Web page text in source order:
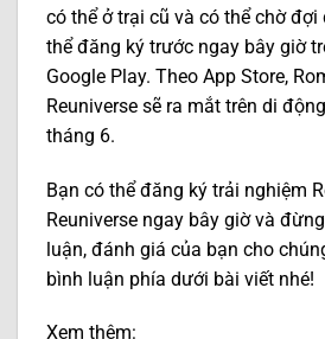
có thể ở trại cũ và có thể chờ đợi
thể đăng ký trước ngay bây giờ
Google Play. Theo App Store,
Reuniverse sẽ ra mắt trên di
tháng 6.
Bạn có thể đăng ký trải nghiệm
Reuniverse ngay bây giờ và
luận, đánh giá của bạn cho
bình luận phía dưới bài viết nhé!
Xem thêm: